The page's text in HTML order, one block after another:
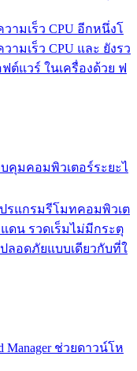
ามเร็ว CPU อีกหนึ่งโ
มเร็ว CPU และ ยังรว
ต์แวร์ ในเครื่องด้วย ฟ
บคุมคอมพิวเตอร์ระยะไ
รแกรมรีโมทคอมพิวเต
ดน รวดเร็มไม่มีกระตุ
อดภัยแบบเดียวกับที่ใ
Manager ช่วยดาวน์โห